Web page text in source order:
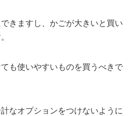
きますし、かごが大きいと買い
も使いやすいものを買うべきで
なオプションをつけないように